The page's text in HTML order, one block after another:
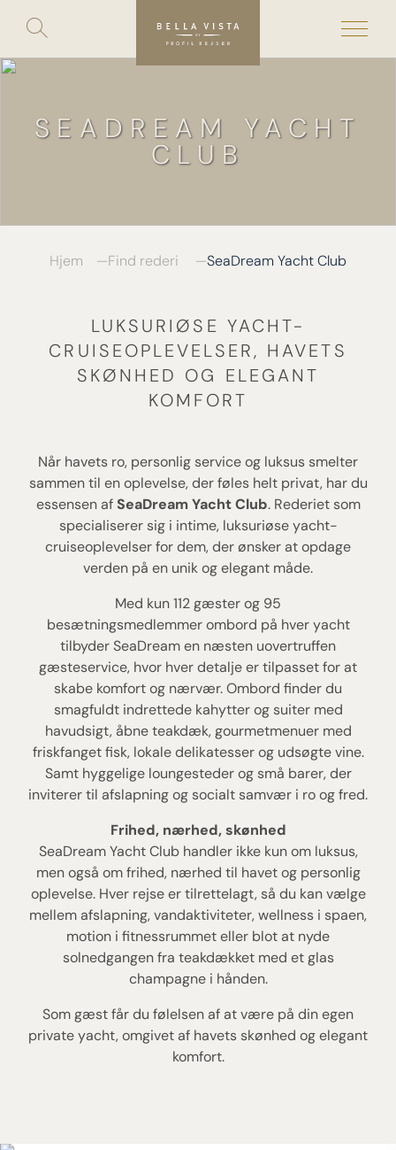
Skip
content
Toggle
search
SEADREAM YACHT
CLUB
Hjem Find rederi SeaDream Yacht Club
LUKSURIØSE YACHT-
CRUISEOPLEVELSER, HAVETS
SKØNHED OG ELEGANT
KOMFORT
Når havets ro, personlig service og luksus smelter
sammen til en oplevelse, der føles helt privat, har du
essensen afSeaDream Yacht Club. Rederiet som
specialiserer sig i intime, luksuriøse yacht-
cruiseoplevelser for dem, der ønsker at opdage
verden på en unik og elegant måde.
Med kun 112 gæster og 95
besætningsmedlemmer ombord på hver yacht
tilbyder SeaDream en næsten uovertruffen
gæsteservice, hvor hver detalje er tilpasset for at
skabe komfort og nærvær. Ombord finder du
smagfuldt indrettede kahytter og suiter med
havudsigt, åbne teakdæk, gourmetmenuer med
friskfanget fisk, lokale delikatesser og udsøgte vine.
Samt hyggelige loungesteder og små barer, der
inviterer til afslapning og socialt samvær i ro og fred.
Frihed, nærhed, skønhed
SeaDream Yacht Club handler ikke kun om luksus,
men også om frihed, nærhed til havet og personlig
oplevelse. Hver rejse er tilrettelagt, så du kan vælge
mellem afslapning, vandaktiviteter, wellness i spaen,
motion i fitnessrummet eller blot at nyde
solnedgangen fra teakdækket med et glas
champagne i hånden.
Som gæst får du følelsen af at være på din egen
private yacht, omgivet af havets skønhed og elegant
komfort.